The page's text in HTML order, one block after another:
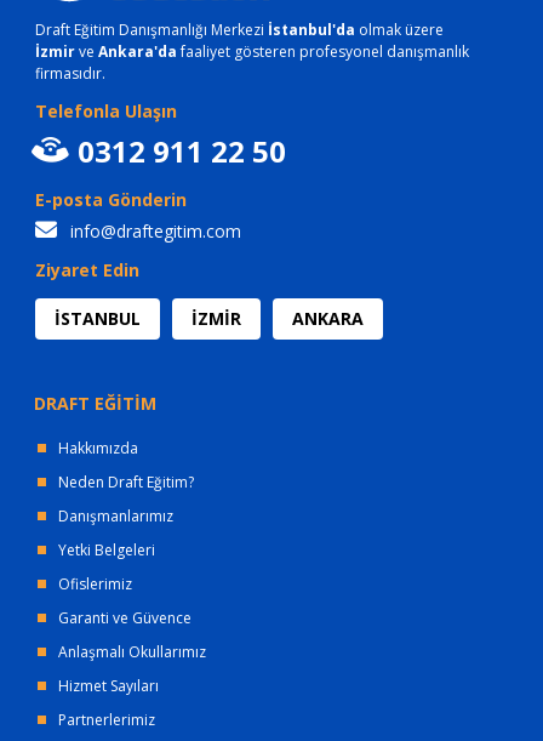
Draft Eğitim Danışmanlığı Merkezi İstanbul'da olmak üzere
İzmirve Ankara'dafaaliyet gösteren profesyonel danışmanlık
firmasıdır.
Telefonla Ulaşın
0312 911 22 50
E-posta Gönderin
info@draftegitim.com
Ziyaret Edin
İSTANBUL İZMİR ANKARA
DRAFT EĞİTİM
Hakkımızda
Neden Draft Eğitim?
Danışmanlarımız
Yetki Belgeleri
Ofislerimiz
Garanti ve Güvence
Anlaşmalı Okullarımız
Hizmet Sayıları
Partnerlerimiz